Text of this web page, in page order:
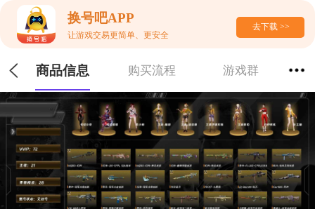
换号吧APP
让游戏交易更简单、更安全
去下载 >>
商品信息 购买流程 游戏群